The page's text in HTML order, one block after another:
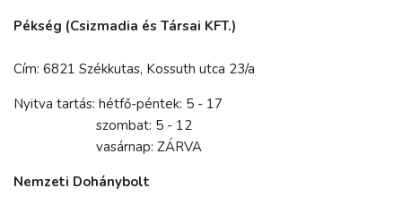
Pékség (Csizmadia és Társai KFT.)
Cím: 6821 Székkutas, Kossuth utca 23/a
Nyitva tartás: hétfő-péntek: 5 - 17
szombat: 5 - 12
vasárnap: ZÁRVA
Nemzeti Dohánybolt